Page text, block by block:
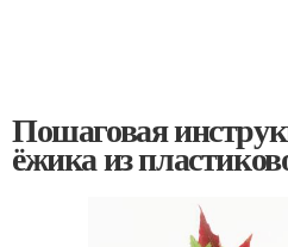
Пошаговая
ёжика из